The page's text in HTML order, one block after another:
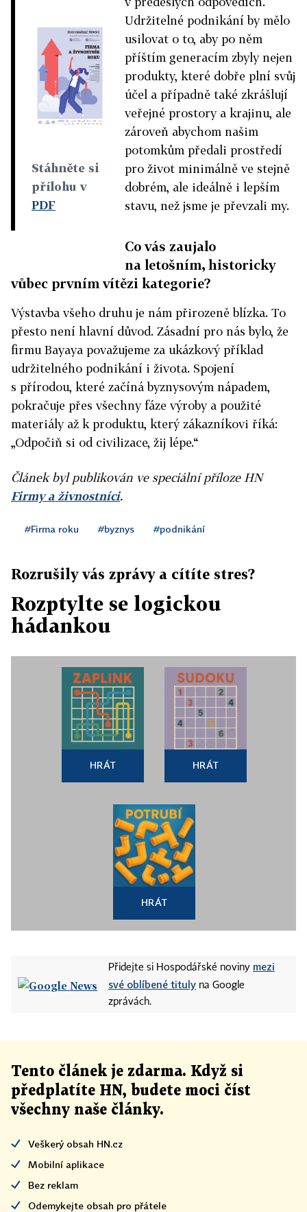
Stáhněte si
přílohu v
PDF
Udržitelné podnikání by mělo
usilovat o to, aby po něm
příštím generacím zbyly nejen
produkty, které dobře plní svůj
účel a případně také zkrášlují
veřejné prostory a krajinu, ale
zároveň abychom našim
potomkům předali prostředí
pro život minimálně ve stejně
dobrém, ale ideálně i lepším
stavu, než jsme je převzali my.
Co vás zaujalo
na letošním, historicky
vůbec prvním vítězi kategorie?
Výstavba všeho druhu je nám přirozeně blízka. To
přesto není hlavní důvod. Zásadní pro nás bylo, že
firmu Bayaya považujeme za ukázkový příklad
udržitelného podnikání i života. Spojení
s přírodou, které začíná byznysovým nápadem,
pokračuje přes všechny fáze výroby a použité
materiály až k produktu, který zákazníkovi říká:
„Odpočiň si od civilizace, žij lépe.“
Článek byl publikován ve speciální příloze HN
Firmy a živnostníci.
#Firma roku #byznys #podnikání
Rozrušily vás zprávy a cítíte stres?
Rozptylte se logickou
hádankou
HRÁT HRÁT
HRÁT
Přidejte si Hospodářské noviny mezi
své oblíbené tituly na Google
zprávách.
Tento článek je zdarma. Když si
předplatíte HN, budete moci číst
všechny naše články.
Veškerý obsah HN.cz
Mobilní aplikace
Bez reklam
Odemykejte obsah pro přátele